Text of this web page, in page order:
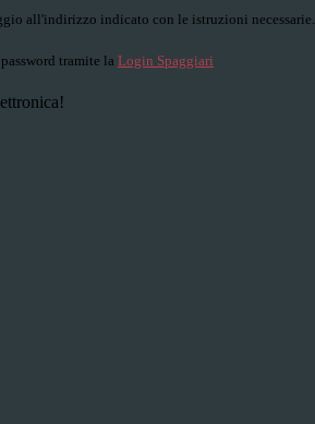
all'indirizzo indicato con le istruzioni necessarie.
tramite la Login Spaggiari